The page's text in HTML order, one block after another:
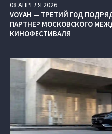
08 АПРЕЛЯ 2026
VOYAH — ТРЕТИЙ ГОД
ПАРТНЕР МОСКОВСКОГО
КИНОФЕСТИВАЛЯ